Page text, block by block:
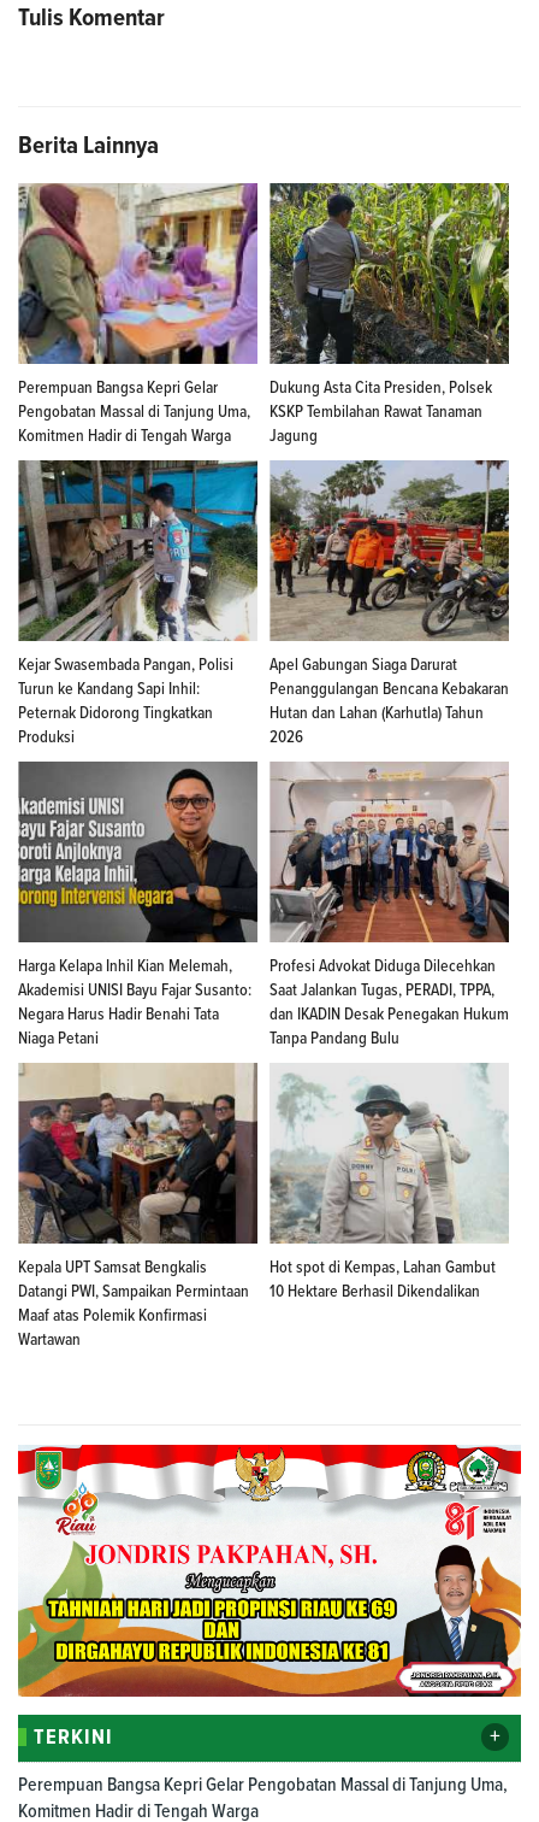
Tulis Komentar
Berita Lainnya
Perempuan Bangsa Kepri Gelar
Pengobatan Massal di Tanjung Uma,
Komitmen Hadir di Tengah Warga
Dukung Asta Cita Presiden, Polsek
KSKP Tembilahan Rawat Tanaman
Jagung
Kejar Swasembada Pangan, Polisi
Turun ke Kandang Sapi Inhil:
Peternak Didorong Tingkatkan
Produksi
Apel Gabungan Siaga Darurat
Penanggulangan Bencana Kebakaran
Hutan dan Lahan (Karhutla) Tahun
2026
Harga Kelapa Inhil Kian Melemah,
Akademisi UNISI Bayu Fajar Susanto:
Negara Harus Hadir Benahi Tata
Niaga Petani
Profesi Advokat Diduga Dilecehkan
Saat Jalankan Tugas, PERADI, TPPA,
dan IKADIN Desak Penegakan Hukum
Tanpa Pandang Bulu
Kepala UPT Samsat Bengkalis
Datangi PWI, Sampaikan Permintaan
Maaf atas Polemik Konfirmasi
Wartawan
Hot spot di Kempas, Lahan Gambut
10 Hektare Berhasil Dikendalikan
TERKINI +
Perempuan Bangsa Kepri Gelar Pengobatan Massal di Tanjung Uma,
Komitmen Hadir di Tengah Warga